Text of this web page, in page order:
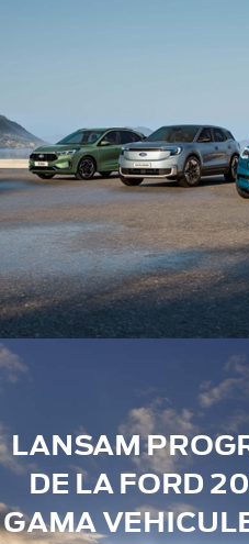
LANSAM
DE LA FORD
GAMA